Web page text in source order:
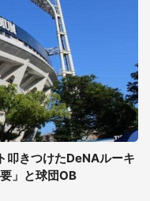
叩きつけたDeNAルーキ
」と球団OB